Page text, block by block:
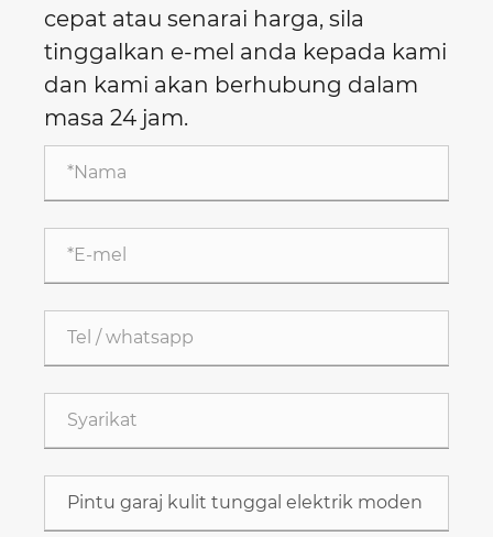
cepat atau senarai harga, sila
tinggalkan e-mel anda kepada kami
dan kami akan berhubung dalam
masa 24 jam.